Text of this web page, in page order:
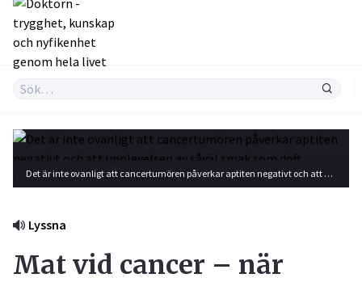
Det är inte ovanligt att cancertumören påverkar aptiten negativt och att upplevelsen av såväl smak som doft förändras. Foto: Shutterstock
Lyssna
Mat vid cancer – när